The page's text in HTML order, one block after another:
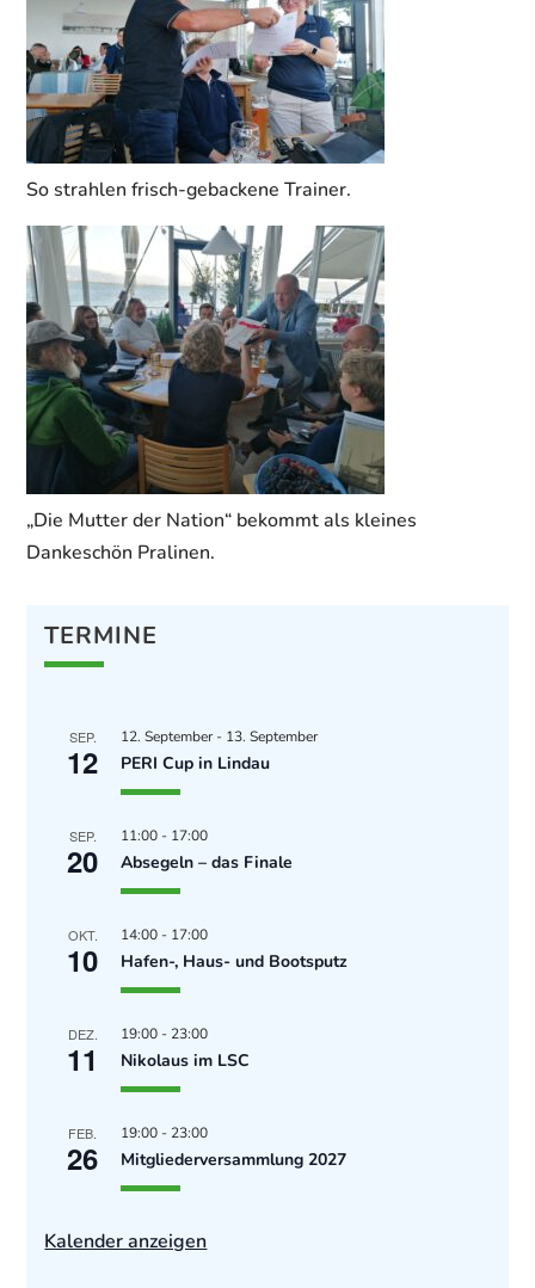
So strahlen frisch-gebackene Trainer.
„Die Mutter der Nation“ bekommt als kleines
Dankeschön Pralinen.
TERMINE
SEP.
12
12. September- 13. September
PERI Cup in Lindau
SEP.
20
11:00 - 17:00
Absegeln – das Finale
OKT.
10
14:00 - 17:00
Hafen-, Haus- und Bootsputz
DEZ.
11
19:00 - 23:00
Nikolaus im LSC
FEB.
26
19:00 - 23:00
Mitgliederversammlung 2027
Kalender anzeigen